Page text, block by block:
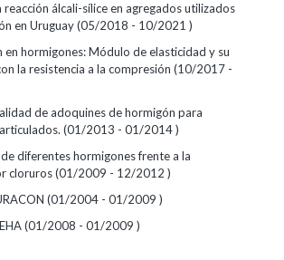
reacción álcali-sílice en agregados utilizados
en Uruguay (05/2018 - 10/2021 )
en hormigones: Módulo de elasticidad y su
la resistencia a la compresión (10/2017 -
de adoquines de hormigón para
(01/2013 - 01/2014 )
diferentes hormigones frente a la
cloruros (01/2009 - 12/2012 )
(01/2004 - 01/2009 )
(01/2008 - 01/2009 )